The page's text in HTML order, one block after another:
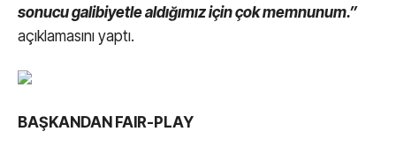
sonucu galibiyetle aldığımız için çok memnunum.”
açıklamasını yaptı.
BAŞKANDAN FAIR-PLAY